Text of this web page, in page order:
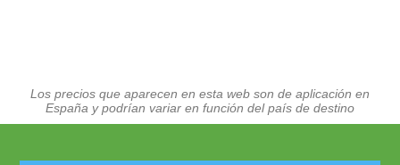
Los precios que aparecen en esta web son de aplicación en
España y podrían variar en función del país de destino